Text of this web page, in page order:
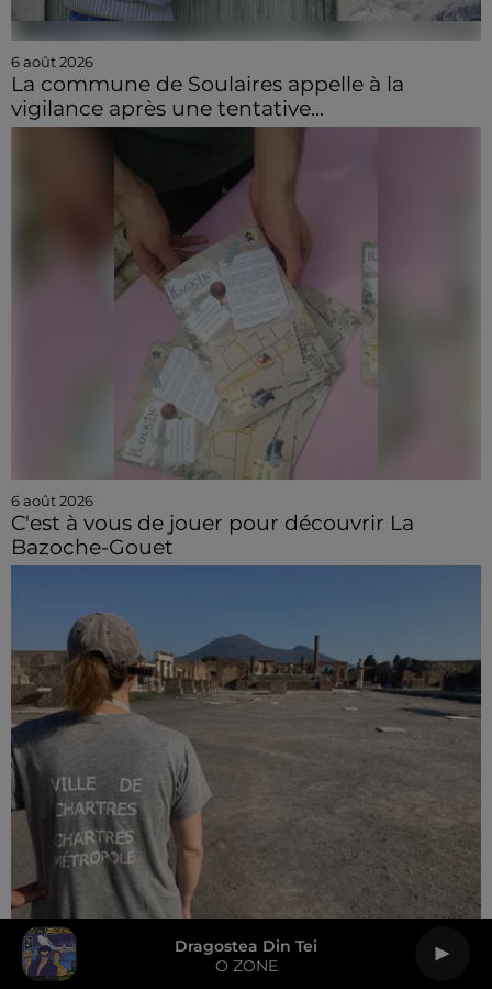
Dragostea Din Tei
O ZONE
6 août 2026
La commune de Soulaires appelle à la
vigilance après une tentative...
6 août 2026
C'est à vous de jouer pour découvrir La
Bazoche-Gouet
6 août 2026
C’Chartres Archéologie est intervenu à